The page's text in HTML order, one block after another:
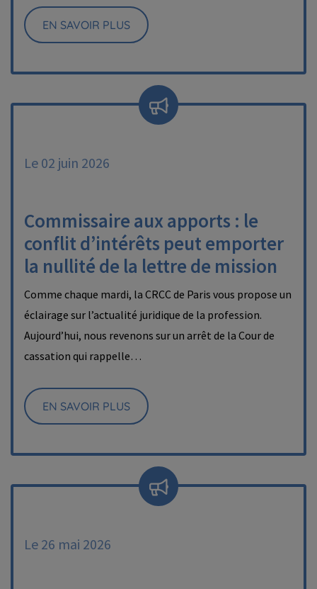
EN SAVOIR PLUS
Le 02 juin 2026
Commissaire aux apports : le
conflit d’intérêts peut emporter
la nullité de la lettre de mission
Comme chaque mardi, la CRCC de Paris vous propose un
éclairage sur l’actualité juridique de la profession.
Aujourd’hui, nous revenons sur un arrêt de la Cour de
cassation qui rappelle…
EN SAVOIR PLUS
Le 26 mai 2026